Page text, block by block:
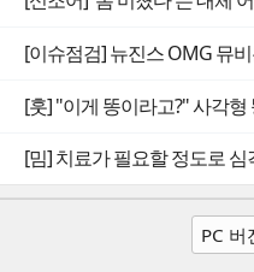
[밈] 치료가 필요할 정도로
PC 버